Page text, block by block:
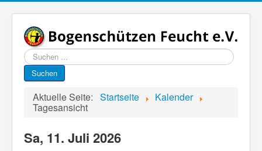
Suchen
...
Suchen
Aktuelle Seite: Startseite Kalender
Tagesansicht
Sa, 11. Juli 2026